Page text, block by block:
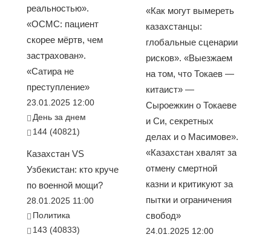
реальностью».
«ОСМС: пациент
скорее мёртв, чем
застрахован».
«Сатира не
преступление»
23.01.2025 12:00
День за днем
144 (40821)
Казахстан VS
Узбекистан: кто круче
по военной мощи?
28.01.2025 11:00
Политика
143 (40833)
«Как могут вымереть
казахстанцы:
глобальные сценарии
рисков». «Выезжаем
на том, что Токаев —
китаист» —
Сыроежкин о Токаеве
и Си, секретных
делах и о Масимове».
«Казахстан хвалят за
отмену смертной
казни и критикуют за
пытки и ограничения
свобод»
24.01.2025 12:00